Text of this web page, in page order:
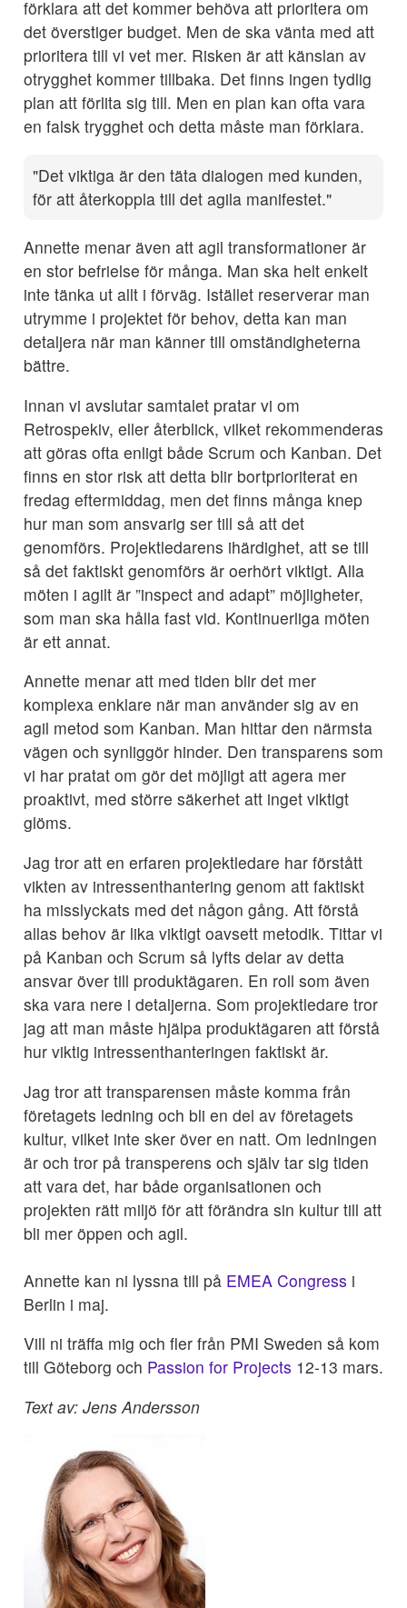
förklara att det kommer behöva att prioritera om
det överstiger budget. Men de ska vänta med att
prioritera till vi vet mer. Risken är att känslan av
otrygghet kommer tillbaka. Det finns ingen tydlig
plan att förlita sig till. Men en plan kan ofta vara
en falsk trygghet och detta måste man förklara.
Det viktiga är den täta dialogen med kunden,
för att återkoppla till det agila manifestet.
Annette menar även att agil transformationer är
en stor befrielse för många. Man ska helt enkelt
inte tänka ut allt i förväg. Istället reserverar man
utrymme i projektet för behov, detta kan man
detaljera när man känner till omständigheterna
bättre.
Innan vi avslutar samtalet pratar vi om
Retrospekiv, eller återblick, vilket rekommenderas
att göras ofta enligt både Scrum och Kanban. Det
finns en stor risk att detta blir bortprioriterat en
fredag eftermiddag, men det finns många knep
hur man som ansvarig ser till så att det
genomförs. Projektledarens ihärdighet, att se till
så det faktiskt genomförs är oerhört viktigt. Alla
möten i agilt är ”inspect and adapt” möjligheter,
som man ska hålla fast vid. Kontinuerliga möten
är ett annat.
Annette menar att med tiden blir det mer
komplexa enklare när man använder sig av en
agil metod som Kanban. Man hittar den närmsta
vägen och synliggör hinder. Den transparens som
vi har pratat om gör det möjligt att agera mer
proaktivt, med större säkerhet att inget viktigt
glöms.
Jag tror att en erfaren projektledare har förstått
vikten av intressenthantering genom att faktiskt
ha misslyckats med det någon gång. Att förstå
allas behov är lika viktigt oavsett metodik. Tittar vi
på Kanban och Scrum så lyfts delar av detta
ansvar över till produktägaren. En roll som även
ska vara nere i detaljerna. Som projektledare tror
jag att man måste hjälpa produktägaren att förstå
hur viktig intressenthanteringen faktiskt är.
Jag tror att transparensen måste komma från
företagets ledning och bli en del av företagets
kultur, vilket inte sker över en natt. Om ledningen
är och tror på transperens och själv tar sig tiden
att vara det, har både organisationen och
projekten rätt miljö för att förändra sin kultur till att
bli mer öppen och agil.
Annette kan ni lyssna till på EMEA Congress i
Berlin i maj.
Vill ni träffa mig och fler från PMI Sweden så kom
till Göteborg och Passion for Projects 12-13 mars.
Text av: Jens Andersson